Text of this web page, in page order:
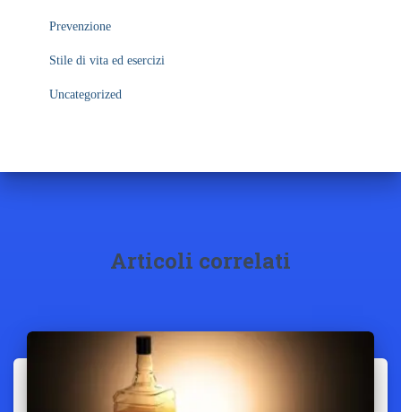
Prevenzione
Stile di vita ed esercizi
Uncategorized
Articoli correlati